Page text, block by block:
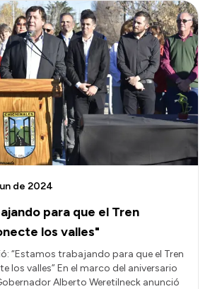
para que el Tren
los valles"
de 2024
“Estamos trabajando para que el Tren
los valles” En el marco del aniversario
Alberto Weretilneck anunció